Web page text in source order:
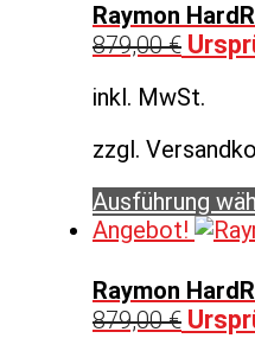
Raymon
879,00€
inkl. MwSt.
zzgl.
Ausführung
Angebot!
Raymon
879,00€